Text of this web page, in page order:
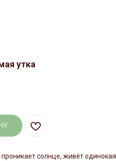
утка
солнце, живёт одинокая